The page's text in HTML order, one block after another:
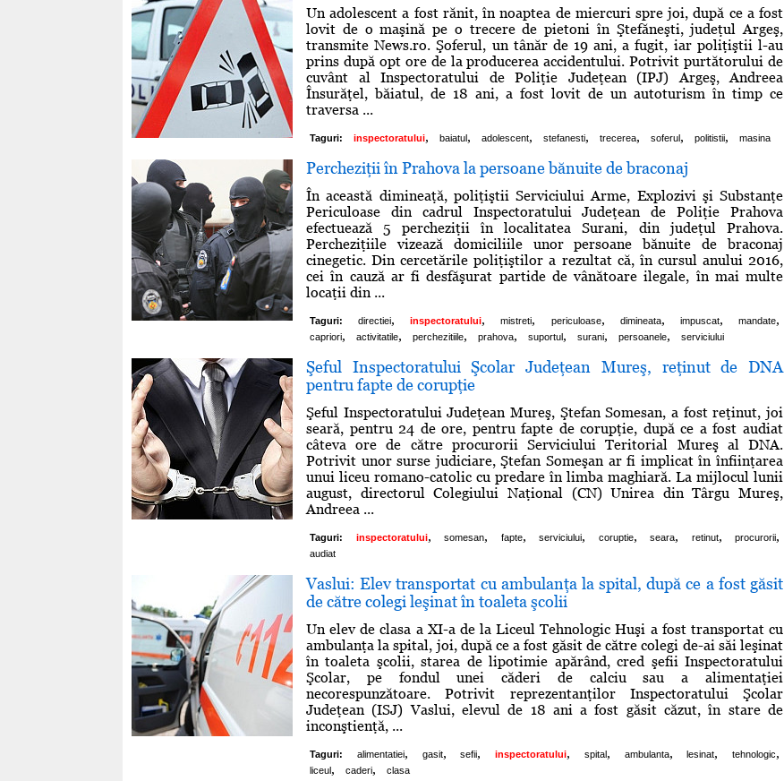
Un adolescent a fost rănit, în noaptea de miercuri spre joi, după ce a fost
lovit de o maşină pe o trecere de pietoni în Ştefăneşti, judeţul Argeş,
transmite News.ro. Şoferul, un tânăr de 19 ani, a fugit, iar poliţiştii l-au
prins după opt ore de la producerea accidentului. Potrivit purtătorului de
cuvânt al Inspectoratului de Poliţie Judeţean (IPJ) Argeş, Andreea
Însurăţel, băiatul, de 18 ani, a fost lovit de un autoturism în timp ce
traversa ...
Taguri: inspectoratului, baiatul, adolescent, stefanesti, trecerea, soferul, politistii, masina
Percheziţii în Prahova la persoane bănuite de braconaj
În această dimineaţă, poliţiştii Serviciului Arme, Explozivi şi Substanţe
Periculoase din cadrul Inspectoratului Judeţean de Poliţie Prahova
efectuează 5 percheziţii în localitatea Surani, din judeţul Prahova.
Percheziţiile vizează domiciliile unor persoane bănuite de braconaj
cinegetic. Din cercetările poliţiştilor a rezultat că, în cursul anului 2016,
cei în cauză ar fi desfăşurat partide de vânătoare ilegale, în mai multe
locaţii din ...
Taguri: directiei, inspectoratului, mistreti, periculoase, dimineata, impuscat, mandate,
capriori, activitatile, perchezitiile, prahova, suportul, surani, persoanele, serviciului
Şeful Inspectoratului Şcolar Judeţean Mureş, reţinut de DNA
pentru fapte de corupţie
Şeful Inspectoratului Judeţean Mureş, Ştefan Somesan, a fost reţinut, joi
seară, pentru 24 de ore, pentru fapte de corupţie, după ce a fost audiat
câteva ore de către procurorii Serviciului Teritorial Mureş al DNA.
Potrivit unor surse judiciare, Ştefan Someşan ar fi implicat în înfiinţarea
unui liceu romano-catolic cu predare în limba maghiară. La mijlocul lunii
august, directorul Colegiului Naţional (CN) Unirea din Târgu Mureş,
Andreea ...
Taguri: inspectoratului, somesan, fapte, serviciului, coruptie, seara, retinut, procurorii,
audiat
Vaslui: Elev transportat cu ambulanţa la spital, după ce a fost găsit
de către colegi leşinat în toaleta şcolii
Un elev de clasa a XI-a de la Liceul Tehnologic Huşi a fost transportat cu
ambulanţa la spital, joi, după ce a fost găsit de către colegi de-ai săi leşinat
în toaleta şcolii, starea de lipotimie apărând, cred şefii Inspectoratului
Şcolar, pe fondul unei căderi de calciu sau a alimentaţiei
necorespunzătoare. Potrivit reprezentanţilor Inspectoratului Şcolar
Judeţean (ISJ) Vaslui, elevul de 18 ani a fost găsit căzut, în stare de
inconştienţă, ...
Taguri: alimentatiei, gasit, sefii, inspectoratului, spital, ambulanta, lesinat, tehnologic,
liceul, caderi, clasa